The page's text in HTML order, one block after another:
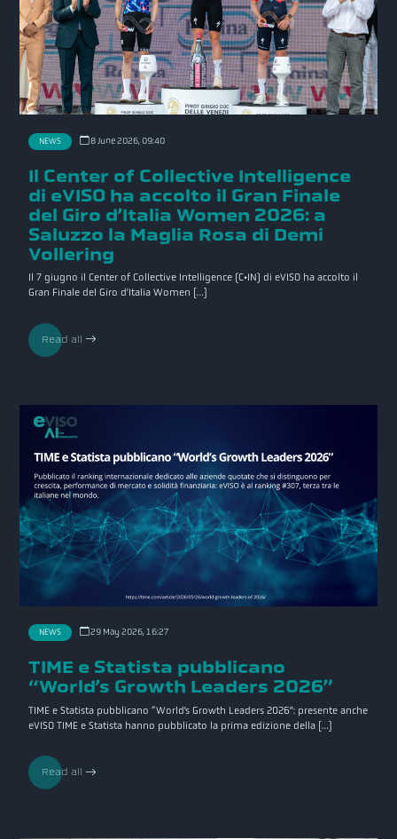
NEWS 8 June 2026, 09:40
Il Center of Collective Intelligence
di eVISO ha accolto il Gran Finale
del Giro d’Italia Women 2026: a
Saluzzo la Maglia Rosa di Demi
Vollering
Il 7 giugno il Center of Collective Intelligence (C•IN) di eVISO ha accolto il
Gran Finale del Giro d’Italia Women […]
Read all
NEWS 29 May 2026, 16:27
TIME e Statista pubblicano
“World’s Growth Leaders 2026”
TIME e Statista pubblicano “World’s Growth Leaders 2026”: presente anche
eVISO TIME e Statista hanno pubblicato la prima edizione della […]
Read all